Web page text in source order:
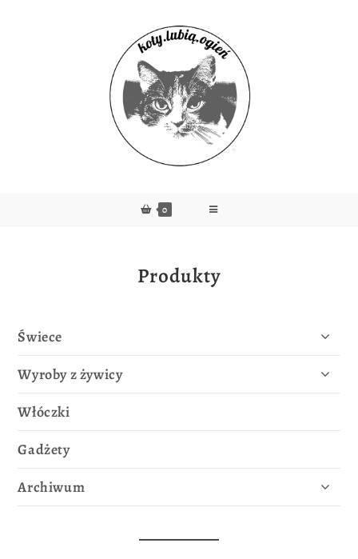
0
Produkty
Świece
Wyroby z żywicy
Włóczki
Gadżety
Archiwum